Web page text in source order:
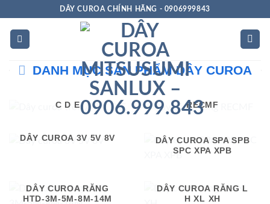
dung
DÂY CUROA CHÍNH HÃNG - 0906999843
DANH MỤC SẢN PHẨM DÂY CUROA
DÂY CUROA TRƠN A B
C D E
DÂY CUROA RĂNG
RECMF
DÂY CUROA 3V 5V 8V
DÂY CUROA SPA SPB
SPC XPA XPB
DÂY CUROA RĂNG
HTD-3M-5M-8M-14M
DÂY CUROA RĂNG L
H XL XH